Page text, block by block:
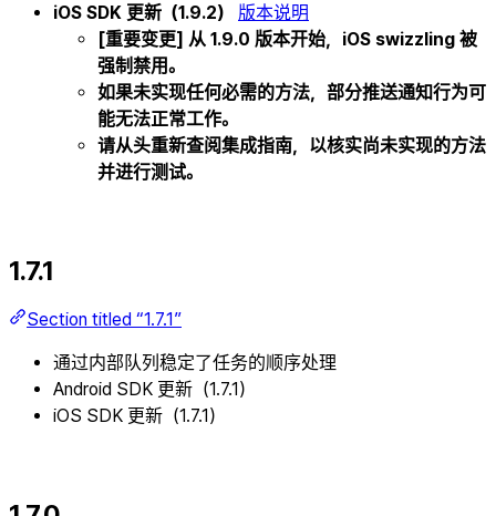
iOS SDK 更新（1.9.2）
版本说明
[重要变更] 从 1.9.0 版本开始，iOS swizzling 被
强制禁用。
如果未实现任何必需的方法，部分推送通知行为可
能无法正常工作。
请从头重新查阅集成指南，以核实尚未实现的方法
并进行测试。
1.7.1
Section titled “1.7.1”
通过内部队列稳定了任务的顺序处理
Android SDK 更新（1.7.1）
iOS SDK 更新（1.7.1）